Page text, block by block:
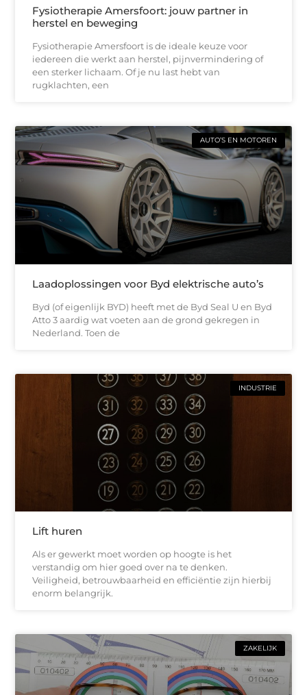
Fysiotherapie Amersfoort: jouw partner in
herstel en beweging
Fysiotherapie Amersfoort is de ideale keuze voor
iedereen die werkt aan herstel, pijnvermindering of
een sterker lichaam. Of je nu last hebt van
rugklachten, een
AUTO’S EN MOTOREN
Laadoplossingen voor Byd elektrische auto’s
Byd (of eigenlijk BYD) heeft met de Byd Seal U en Byd
Atto 3 aardig wat voeten aan de grond gekregen in
Nederland. Toen de
INDUSTRIE
Lift huren
Als er gewerkt moet worden op hoogte is het
verstandig om hier goed over na te denken.
Veiligheid, betrouwbaarheid en efficiëntie zijn hierbij
enorm belangrijk.
ZAKELIJK